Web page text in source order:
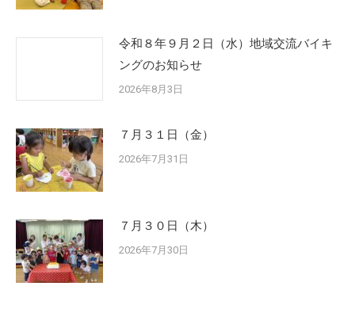
令和８年９月２日（水）地域交流バイキ
ングのお知らせ
2026年8月3日
７月３１日（金）
2026年7月31日
７月３０日（木）
2026年7月30日